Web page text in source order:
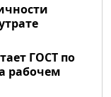
ГОСТ по
рабочем